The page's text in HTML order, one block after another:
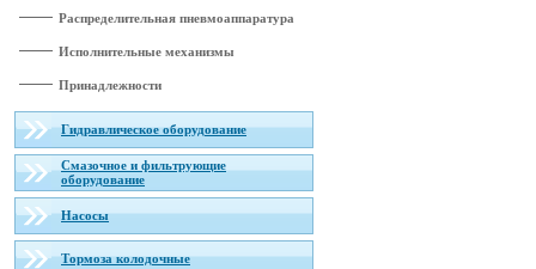
Распределительная пневмоаппаратура
Исполнительные механизмы
Принадлежности
Гидравлическое оборудование
Смазочное и фильтрующие
оборудование
Насосы
Тормоза колодочные